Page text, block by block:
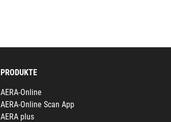
PRODUKTE
AERA-Online
AERA-Online Scan App
AERA plus